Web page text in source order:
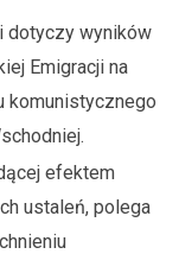
dotyczy wyników
Emigracji na
komunistycznego
efektem
ustaleń, polega